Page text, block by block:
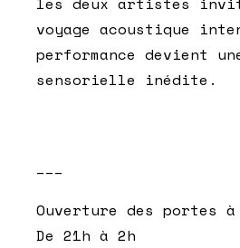
voyage acoustique
performance devient
sensorielle inédite.
Ouverture des portes à
De 21h à 2h